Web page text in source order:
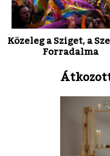
Közeleg a Sziget, a
Forradalma
Átkozott